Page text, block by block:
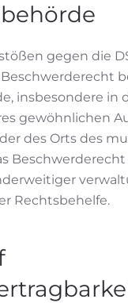
gegen die
insbesondere in
gewöhnlichen
des Orts des
Rechtsbehelfe.